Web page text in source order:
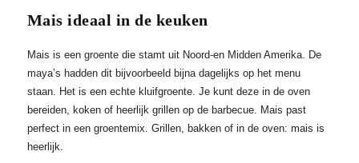
Mais ideaal in de keuken
Mais is een groente die stamt uit Noord-en Midden Amerika. De
maya’s hadden dit bijvoorbeeld bijna dagelijks op het menu
staan. Het is een echte kluifgroente. Je kunt deze in de oven
bereiden, koken of heerlijk grillen op de barbecue. Mais past
perfect in een groentemix. Grillen, bakken of in de oven: mais is
heerlijk.